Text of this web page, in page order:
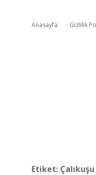
Anasayfa Gizlilik
Etiket: